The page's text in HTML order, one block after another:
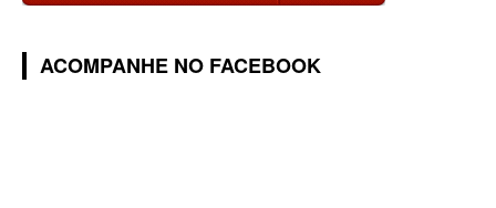
ACOMPANHE NO FACEBOOK